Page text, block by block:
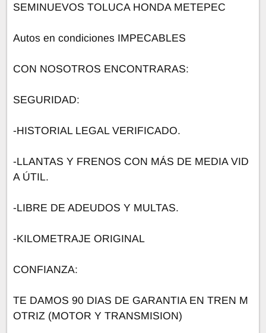
SEMINUEVOS TOLUCA HONDA METEPEC
Autos en condiciones IMPECABLES
CON NOSOTROS ENCONTRARAS:
SEGURIDAD:
-HISTORIAL LEGAL VERIFICADO.
-LLANTAS Y FRENOS CON MÁS DE MEDIA VID
A ÚTIL.
-LIBRE DE ADEUDOS Y MULTAS.
-KILOMETRAJE ORIGINAL
CONFIANZA:
TE DAMOS 90 DIAS DE GARANTIA EN TREN M
OTRIZ (MOTOR Y TRANSMISION)